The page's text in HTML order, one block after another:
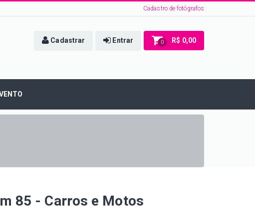
Cadastro de fotógrafos
Cadastrar Entrar 0 R$ 0,00
85 - Carros e Motos